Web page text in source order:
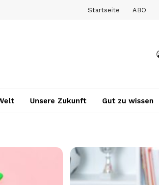
Startseite ABO
Unsere Zukunft Gut zu wissen